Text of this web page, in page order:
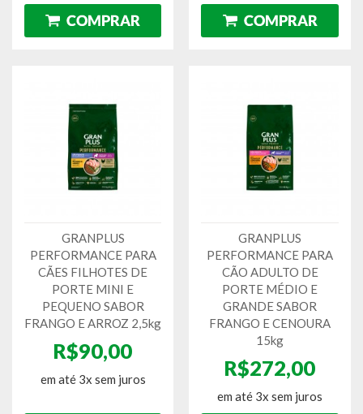
GRANPLUS
PERFORMANCE PARA
CÃES FILHOTES DE
PORTE MINI E
PEQUENO SABOR
FRANGO E ARROZ 2,5kg
R$90,00
em até 3x sem juros
GRANPLUS
PERFORMANCE PARA
CÃO ADULTO DE
PORTE MÉDIO E
GRANDE SABOR
FRANGO E CENOURA
15kg
R$272,00
em até 3x sem juros